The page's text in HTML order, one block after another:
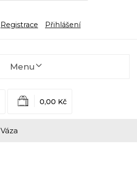
Registrace Přihlášení
Menu
0,00 Kč
Váza